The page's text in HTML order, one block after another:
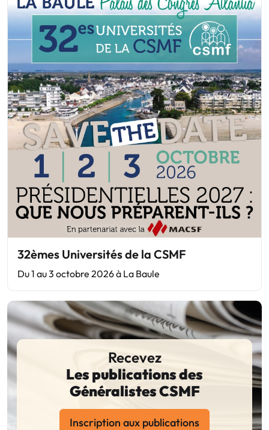
32èmes Universités de la CSMF
Du 1 au 3 octobre 2026 à La Baule
Recevez
Les publications des
Généralistes CSMF
Inscription aux publications